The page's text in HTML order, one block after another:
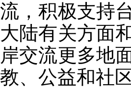
流，积极支持
大陆有关方面
岸交流更多地
教、公益和社